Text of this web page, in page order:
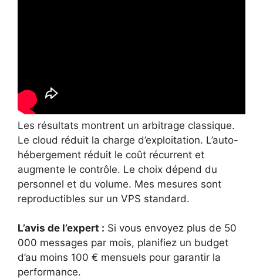
Les résultats montrent un arbitrage classique.
Le cloud réduit la charge d’exploitation. L’auto-
hébergement réduit le coût récurrent et
augmente le contrôle. Le choix dépend du
personnel et du volume. Mes mesures sont
reproductibles sur un VPS standard.
L’avis de l’expert : Si vous envoyez plus de 50
000 messages par mois, planifiez un budget
d’au moins 100 € mensuels pour garantir la
performance.